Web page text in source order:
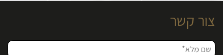
צור קשר